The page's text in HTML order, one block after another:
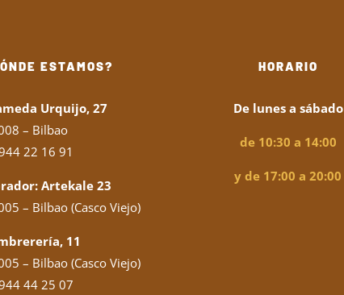
ESTAMOS?
Urquijo, 27
– Bilbao
22 16 91
Artekale 23
– Bilbao (Casco Viejo)
11
– Bilbao (Casco Viejo)
44 25 07
HORARIO
De lunes a sábado
de 10:30 a 14:00
y de 17:00 a 20:00